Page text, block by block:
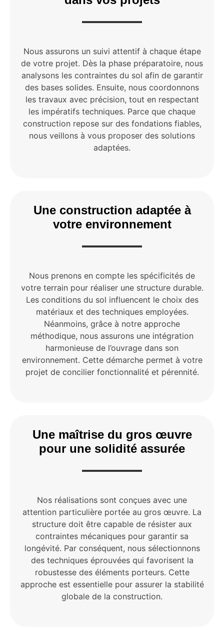
Nous assurons un suivi attentif à chaque étape
de votre projet. Dès la phase préparatoire, nous
analysons les contraintes du sol afin de garantir
des bases solides. Ensuite, nous coordonnons
les travaux avec précision, tout en respectant
les impératifs techniques. Parce que chaque
construction repose sur des fondations fiables,
nous veillons à vous proposer des solutions
adaptées.
Une construction adaptée à
votre environnement
Nous prenons en compte les spécificités de
votre terrain pour réaliser une structure durable.
Les conditions du sol influencent le choix des
matériaux et des techniques employées.
Néanmoins, grâce à notre approche
méthodique, nous assurons une intégration
harmonieuse de l’ouvrage dans son
environnement. Cette démarche permet à votre
projet de concilier fonctionnalité et pérennité.
Une maîtrise du gros œuvre
pour une solidité assurée
Nos réalisations sont conçues avec une
attention particulière portée au gros œuvre. La
structure doit être capable de résister aux
contraintes mécaniques pour garantir sa
longévité. Par conséquent, nous sélectionnons
des techniques éprouvées qui favorisent la
robustesse des éléments porteurs. Cette
approche est essentielle pour assurer la stabilité
globale de la construction.